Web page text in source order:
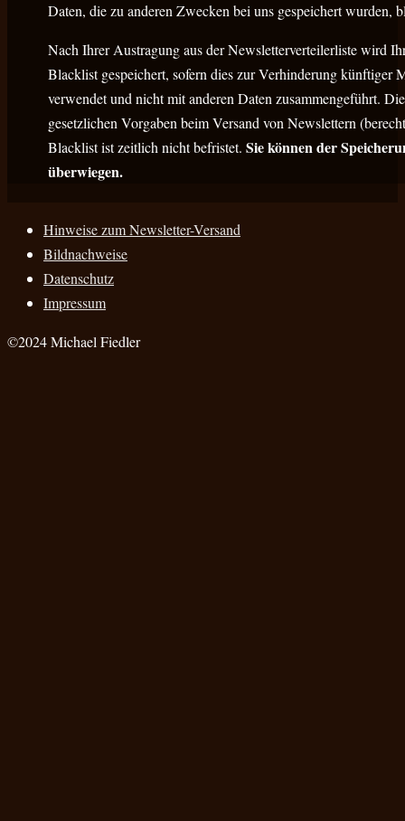
Daten, die zu anderen Zwecken bei uns gespeichert wurden,
Nach Ihrer Austragung aus der Newsletterverteilerliste wird
Blacklist gespeichert, sofern dies zur Verhinderung
verwendet und nicht mit anderen Daten zusammengeführt.
gesetzlichen Vorgaben beim Versand von Newslettern
Blacklist ist zeitlich nicht befristet. Sie können der
überwiegen.
Hinweise zum Newsletter-Versand
Bildnachweise
Datenschutz
Impressum
©2024 Michael Fiedler